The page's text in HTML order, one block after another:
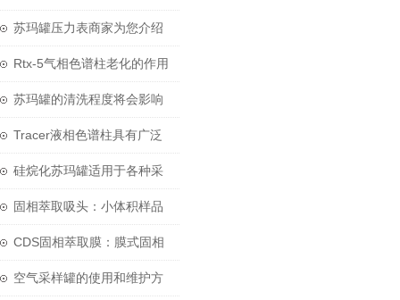
苏玛罐压力表商家为您介绍
压力表的那些知识
Rtx-5气相色谱柱老化的作用
和原则是什么？
苏玛罐的清洗程度将会影响
实验结果的准确性
Tracer液相色谱柱具有广泛
的方法兼容性
硅烷化苏玛罐适用于各种采
样的要求
固相萃取吸头：小体积样品
前处理的革命性技术
CDS固相萃取膜：膜式固相
萃取技术的原理与应用
空气采样罐的使用和维护方